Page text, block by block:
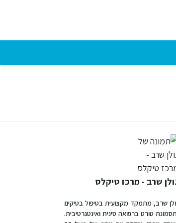
שרב - מרכז טיקלס
שרב, מתמקד מקצועית בטיפול בטיקים
טורט ברפואה סינית ואינטגרטיבית.